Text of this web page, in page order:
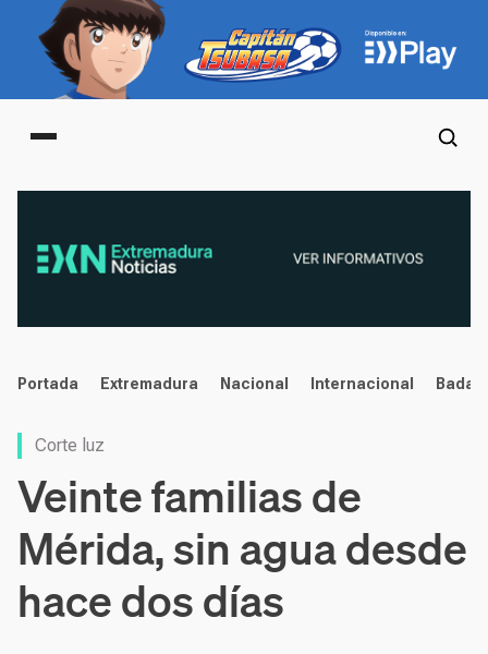
Main menu
noticias
Portada Extremadura Nacional Internacional
Corte luz
Veinte familias de
Mérida, sin agua desde
hace dos días